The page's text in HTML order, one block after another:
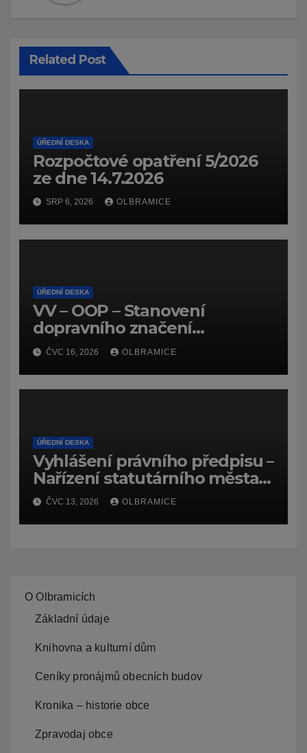
Related Post
ÚŘEDNÍ DESKA
Rozpočtové opatření 5/2026
ze dne 14.7.2026
SRP 6, 2026 OLBRAMICE
ÚŘEDNÍ DESKA
VV – OOP – Stanovení
dopravního značení
(dočasného) č.
7159/26/Olbramice
ČVC 16, 2026 OLBRAMICE
ÚŘEDNÍ DESKA
Vyhlášení právního předpisu –
Nařízení statutárního města
Ostravy, o záměru zadat
zpracování lesních
hospodářských budov
ČVC 13, 2026 OLBRAMICE
O Olbramicích
Základní údaje
Knihovna a kulturní dům
Ceníky pronájmů obecních budov
Kronika – historie obce
Zpravodaj obce